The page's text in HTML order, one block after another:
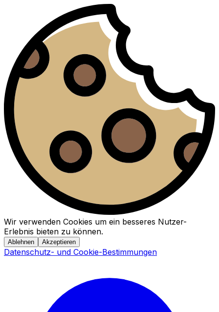
Wir verwenden Cookies um ein besseres Nutzer-
Erlebnis bieten zu können.
Ablehnen Akzeptieren
Datenschutz- und Cookie-Bestimmungen